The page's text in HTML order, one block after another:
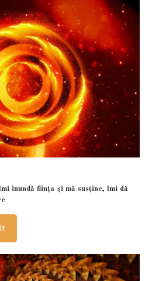
inundă ființa și mă susține, îmi dă